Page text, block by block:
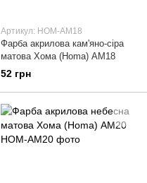
Артикул: HOM-AM18
Фарба акрилова кам'яно-сіра
матова Хома (Homa) АМ18
52 грн